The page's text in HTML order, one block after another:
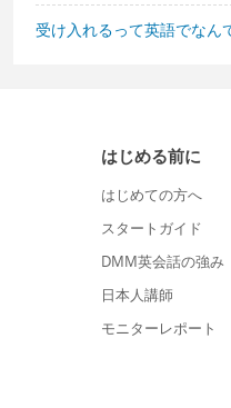
受け入れるって英語でなん
はじめる前に
はじめての方へ
スタートガイド
DMM英会話の強み
日本人講師
モニターレポート